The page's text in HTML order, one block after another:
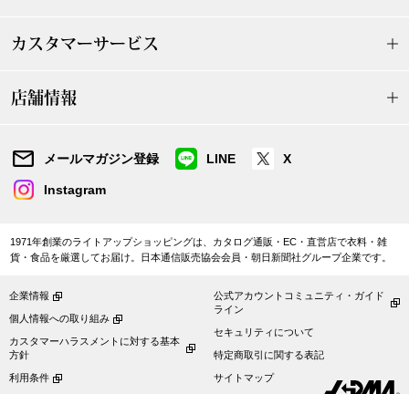
BOGARD 最新号はこちら
ショート･クロ
ルームウェア
アンダーウェア
カスタマーサービス
店舗情報
メールマガジン登録 LINE X
Instagram
1971年創業のライトアップショッピングは、カタログ通販・EC・直営店で衣料・雑
貨・食品を厳選してお届け。日本通信販売協会会員・朝日新聞社グループ企業です。
企業情報
個人情報への取り組み
カスタマーハラスメントに対する基本
方針
利用条件
公式アカウントコミュニティ・ガイド
ライン
セキュリティについて
特定商取引に関する表記
サイトマップ